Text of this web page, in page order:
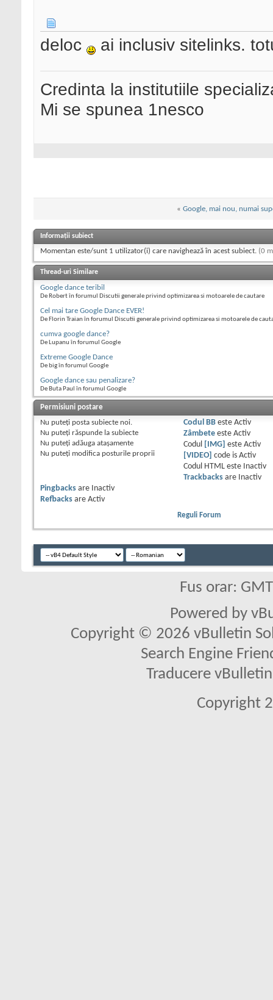
deloc ai inclusiv sitelinks.
Credinta la institutiile
Mi se spunea 1nesco
« Google, mai nou, numai
Informații subiect
Momentan este/sunt 1 utilizator(i) care navighează în acest subiect. (0
Thread-uri Similare
Google dance teribil
De Robert în forumul Discutii generale privind optimizarea si motoarele de cautare
Cel mai tare Google Dance EVER!
De Florin Traian în forumul Discutii generale privind optimizarea si motoarele de
cumva google dance?
De Lupanu în forumul Google
Extreme Google Dance
De big în forumul Google
Google dance sau penalizare?
De Buta Paul în forumul Google
Permisiuni postare
Nu puteţi posta subiecte noi.
Nu puteţi răspunde la subiecte
Nu puteţi adăuga ataşamente
Nu puteţi modifica posturile proprii
Codul BBeste Activ
Zâmbeteeste Activ
Codul
[IMG] este Activ
[VIDEO] code is Activ
Codul HTML este
Inactiv
Trackbacksare
Inactiv
Pingbacks are
Inactiv
Refbacks are Activ
Reguli Forum
Fus orar:
Powered by
Copyright © 2026 vBulletin
Search Engine
Traducere
Copyright